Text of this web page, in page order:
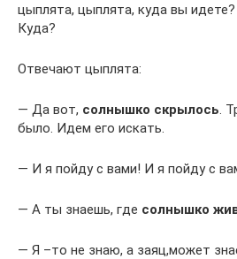
цыплята, цыплята, куда вы
Куда?
Отвечают цыплята:
— Да вот, солнышко скрылось .
было. Идем его искать.
— И я пойду с вами! И я пойду с
— А ты знаешь, где солнышко
— Я –то не знаю, а заяц,может